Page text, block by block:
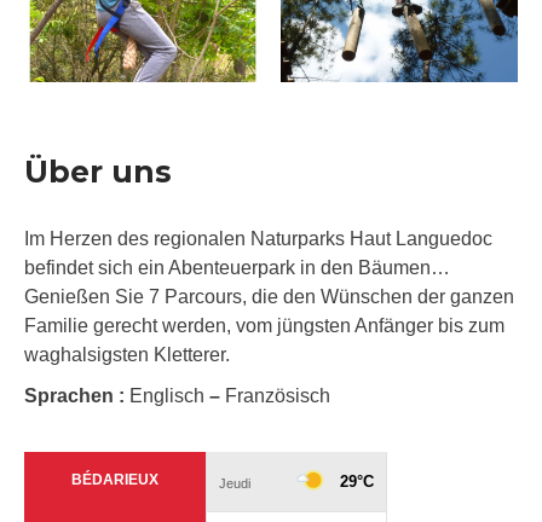
Über uns
Im Herzen des regionalen Naturparks Haut Languedoc
befindet sich ein Abenteuerpark in den Bäumen…
Genießen Sie 7 Parcours, die den Wünschen der ganzen
Familie gerecht werden, vom jüngsten Anfänger bis zum
waghalsigsten Kletterer.
Sprachen : Englisch – Französisch